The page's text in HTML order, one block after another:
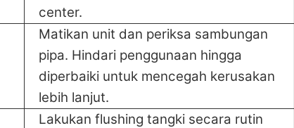
center.
Matikan unit dan periksa sambungan
pipa. Hindari penggunaan hingga
diperbaiki untuk mencegah kerusakan
lebih lanjut.
Lakukan flushing tangki secara rutin